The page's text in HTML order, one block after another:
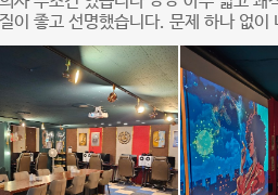
이 좋고 선명했습니다. 문제 하나 없이